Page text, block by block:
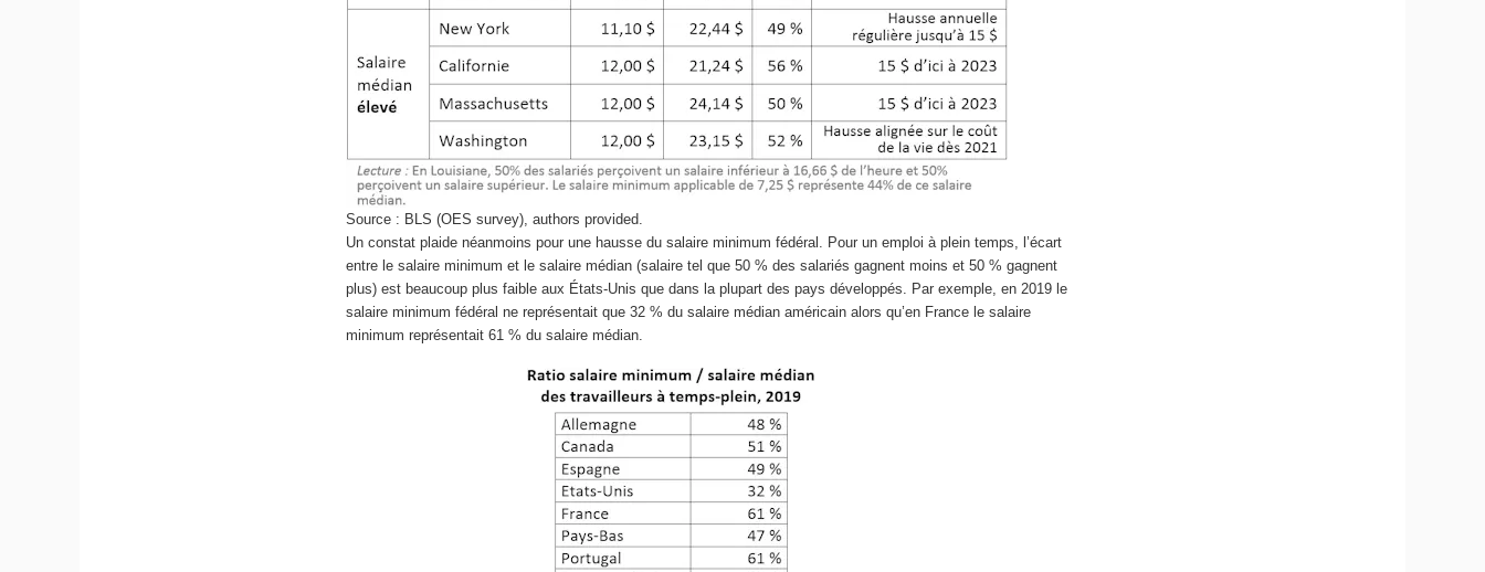
Source : BLS (OES survey), authors provided.
Un constat plaide néanmoins pour une hausse du salaire minimum fédéral. Pour un emploi à plein temps, l’écart
entre le salaire minimum et le salaire médian (salaire tel que 50 % des salariés gagnent moins et 50 % gagnent
plus) est beaucoup plus faible aux États-Unis que dans la plupart des pays développés. Par exemple, en 2019 le
salaire minimum fédéral ne représentait que 32 % du salaire médian américain alors qu’en France le salaire
minimum représentait 61 % du salaire médian.